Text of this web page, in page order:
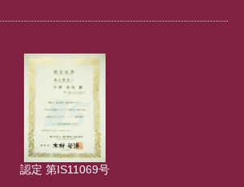
認定 第IS11069号